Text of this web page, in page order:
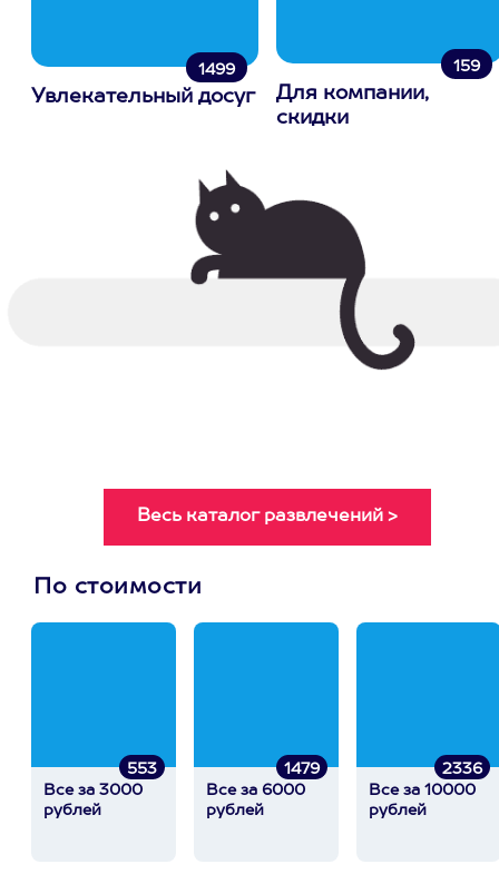
1499
Увлекательный досуг
159
Для компании,
скидки
По стоимости
553
Все за 3000
рублей
1479
Все за 6000
рублей
2336
Все за 10000
рублей